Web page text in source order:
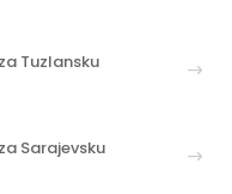
Tuzlansku
Sarajevsku